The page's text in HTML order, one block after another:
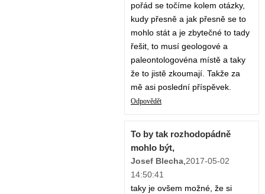
pořád se točíme kolem otázky,
kudy přesně a jak přesně se to
mohlo stát a je zbytečné to tady
řešit, to musí geologové a
paleontologovéna místě a taky
že to jistě zkoumají. Takže za
mě asi poslední příspěvek.
Odpovědět
To by tak rozhodopádně
mohlo být,
Josef Blecha,2017-05-02
14:50:41
taky je ovšem možné, že si